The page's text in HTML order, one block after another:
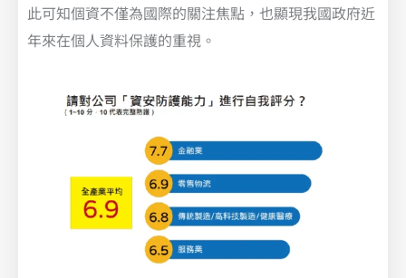
此可知個資不僅為國際的關注焦點，也顯現我國政府近
年來在個人資料保護的重視。